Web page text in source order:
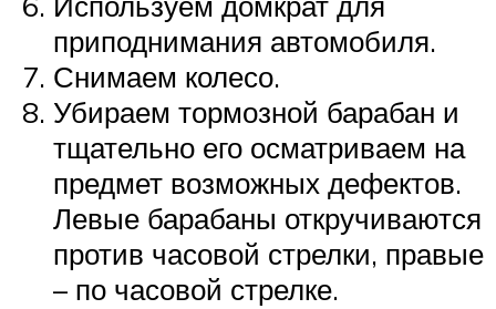
приподнимания автомобиля.
Снимаем колесо.
Убираем тормозной барабан и
тщательно его осматриваем на
предмет возможных дефектов.
Левые барабаны откручиваются
против часовой стрелки, правые
– по часовой стрелке.